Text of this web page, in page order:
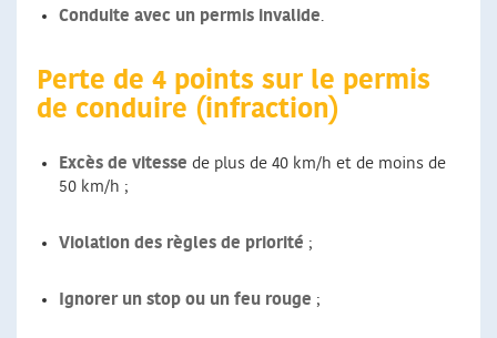
Conduite avec un permis invalide.
Perte de 4 points sur le permis
de conduire (infraction)
Excès de vitesse de plus de 40 km/h et de moins de
50 km/h ;
Violation des règles de priorité ;
Ignorer un stop ou un feu rouge ;